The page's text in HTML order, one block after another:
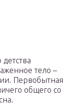
тело –
Первобытная
общего со